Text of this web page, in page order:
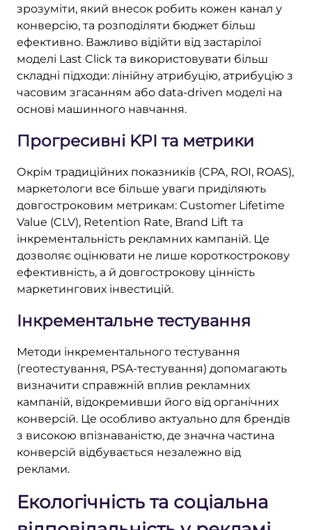
зрозуміти, який внесок робить кожен канал у
конверсію, та розподіляти бюджет більш
ефективно. Важливо відійти від застарілої
моделі Last Click та використовувати більш
складні підходи: лінійну атрибуцію, атрибуцію з
часовим згасанням або data-driven моделі на
основі машинного навчання.
Прогресивні KPI та метрики
Окрім традиційних показників (CPA, ROI, ROAS),
маркетологи все більше уваги приділяють
довгостроковим метрикам: Customer Lifetime
Value (CLV), Retention Rate, Brand Lift та
інкрементальність рекламних кампаній. Це
дозволяє оцінювати не лише короткострокову
ефективність, а й довгострокову цінність
маркетингових інвестицій.
Інкрементальне тестування
Методи інкрементального тестування
(геотестування, PSA-тестування) допомагають
визначити справжній вплив рекламних
кампаній, відокремивши його від органічних
конверсій. Це особливо актуально для брендів
з високою впізнаваністю, де значна частина
конверсій відбувається незалежно від
реклами.
Екологічність та соціальна